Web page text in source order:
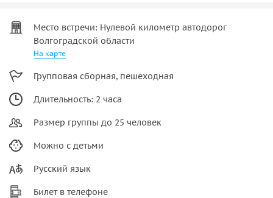
Место встречи: Нулевой километр автодорог
Волгоградской области
На карте
Групповая сборная, пешеходная
Длительность: 2 часа
Размер группы до 25 человек
Можно с детьми
Русский язык
Билет в телефоне